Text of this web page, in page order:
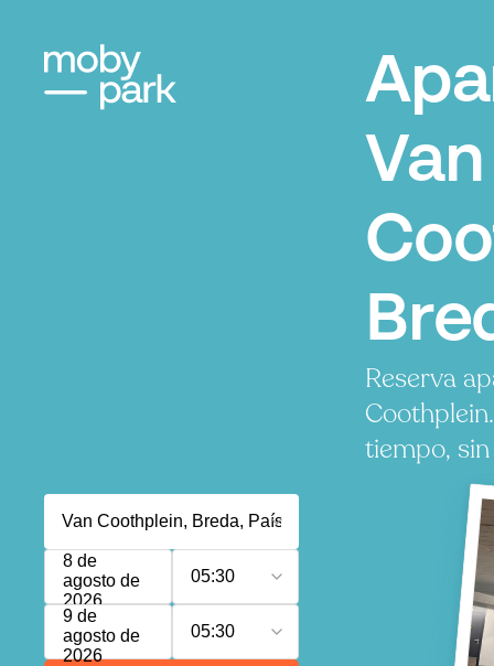
Van
Reserva
tiempo,
8 de
agosto de
2026
05:30
9 de
agosto de
2026
05:30